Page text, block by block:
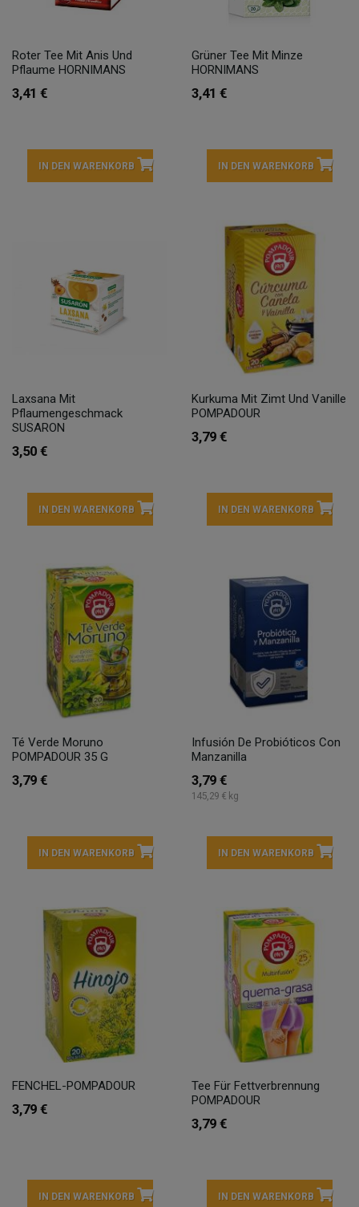
Roter Tee Mit Anis Und
Pflaume HORNIMANS
3,41 €
IN DEN WARENKORB
Grüner Tee Mit Minze
HORNIMANS
3,41 €
IN DEN WARENKORB
Laxsana Mit
Pflaumengeschmack
SUSARON
3,50 €
IN DEN WARENKORB
Kurkuma Mit Zimt Und Vanille
POMPADOUR
3,79 €
IN DEN WARENKORB
Té Verde Moruno
POMPADOUR 35 G
3,79 €
IN DEN WARENKORB
Infusión De Probióticos Con
Manzanilla
3,79 €
145,29 € kg
IN DEN WARENKORB
FENCHEL-POMPADOUR
3,79 €
IN DEN WARENKORB
Tee Für Fettverbrennung
POMPADOUR
3,79 €
IN DEN WARENKORB